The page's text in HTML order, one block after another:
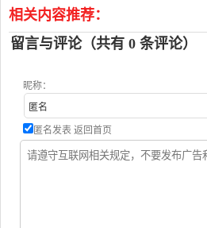
相关内容推荐：
留言与评论（共有 0 条评论）
昵称：
匿名发表 返回首页